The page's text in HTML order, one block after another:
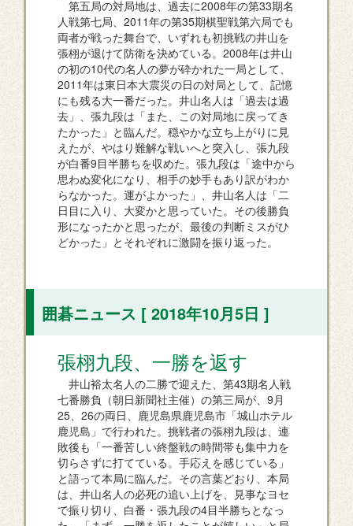
第五局の対局地は、過去に2008年の第33期名
人戦第七局、2011年の第35期棋聖戦第六局でも
両者が戦った舞台で、いずれも初挑戦の井山を
張栩が退けて防衛を決めている。2008年は井山
の初の10代の名人の夢が砕かれた一局として、
2011年は東日本大震災の日の対局として、記憶
にも残る大一番だった。井山名人は「過去は過
去」、張九段は「また、この対局地に戻ってき
たかった」と臨んだ。穏やかな立ち上がりに見
えたが、やはり難解な戦いへと突入し、張九段
が白番9目半勝ちを収めた。張九段は「途中から
思わぬ変化になり、相手の妙手もあり訳がわか
らなかった。運がよかった」、井山名人は「二
日目に入り、大変かと思っていた。その後勝負
形になったかと思ったが、最後の判断ミスがひ
どかった」とそれぞれに激闘を振り返った。
囲碁ニュース [ 2018年10月5日 ]
張栩九段、一勝を返す
井山裕太名人の二勝で迎えた、第43期名人戦
七番勝負（朝日新聞社主催）の第三局が、9月
25、26の両日、鹿児島県鹿児島市「城山ホテル
鹿児島」で行われた。挑戦者の張栩九段は、連
敗後も「一番苦しい終盤戦の時間帯も集中力を
切らさずに打てている。手応えを感じている」
と語って本局に臨んだ。その言葉どおり、本局
は、井山名人の必死の追い上げを、見事なヨセ
で振り切り、白番・張九段の4目半勝ちとなっ